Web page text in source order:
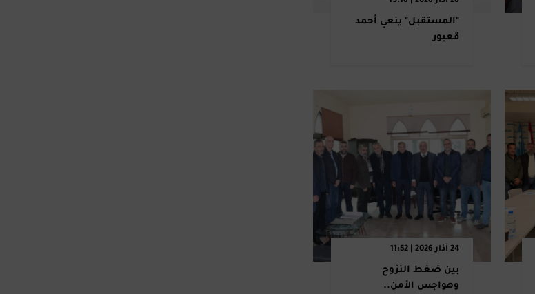
"المستقبل" ينعي أحمد
قعبور
24 آذار 2026 | 11:52
بين ضغط النزوح
وهواجس الأمن..